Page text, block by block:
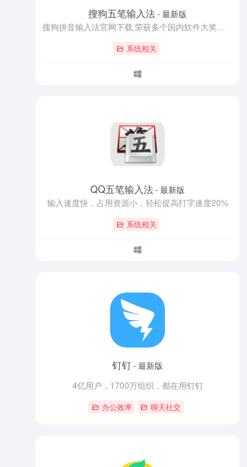
搜狗五笔输入法- 最新版
系统相关
QQ五笔输入法- 最新版
输入速度快，占用资源小，轻松提高打字速度20%
系统相关
钉钉- 最新版
4亿用户，1700万组织，都在用钉钉
办公效率 聊天社交